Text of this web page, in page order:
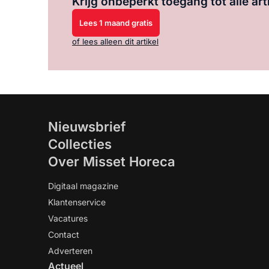
Lees 1 maand gratis
of lees alleen dit artikel
Nieuwsbrief
Collecties
Over Misset Horeca
Digitaal magazine
Klantenservice
Vacatures
Contact
Adverteren
Actueel